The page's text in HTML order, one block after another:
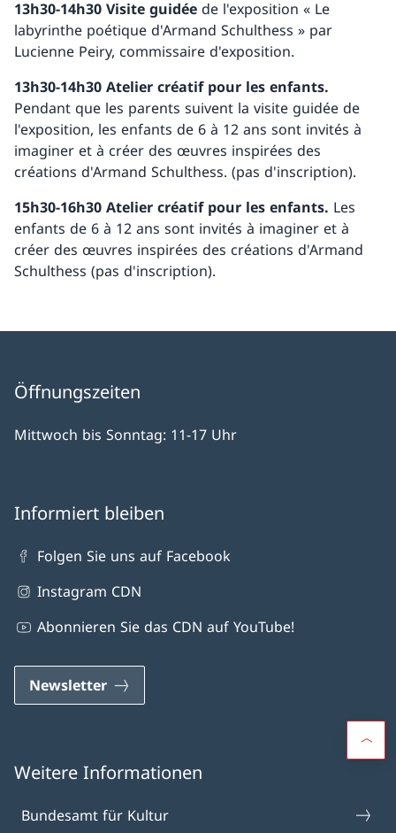
13h30-14h30 Visite guidée de l'exposition « Le
labyrinthe poétique d'Armand Schulthess » par
Lucienne Peiry, commissaire d'exposition.
13h30-14h30 Atelier créatif pour les enfants.
Pendant que les parents suivent la visite guidée de
l'exposition, les enfants de 6 à 12 ans sont invités à
imaginer et à créer des œuvres inspirées des
créations d'Armand Schulthess. (pas d'inscription).
15h30-16h30 Atelier créatif pour les enfants. Les
enfants de 6 à 12 ans sont invités à imaginer et à
créer des œuvres inspirées des créations d'Armand
Schulthess (pas d'inscription).
Öffnungszeiten
Mittwoch bis Sonntag: 11-17 Uhr
Informiert bleiben
Folgen Sie uns auf Facebook
Instagram CDN
Abonnieren Sie das CDN auf YouTube!
Newsletter
Weitere Informationen
Bundesamt für Kultur